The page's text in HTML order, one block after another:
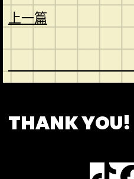
上一篇
THANK YOU!